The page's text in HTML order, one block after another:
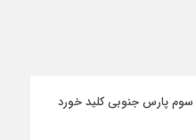
سوم پارس جنوبی کلید خورد